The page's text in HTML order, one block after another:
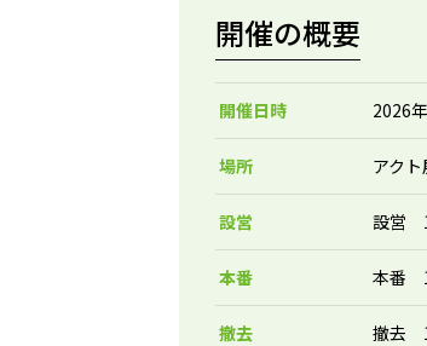
開催の概要
開催日時 2026
場所 アク
設営 設営
本番 本番 1
撤去 撤去 1